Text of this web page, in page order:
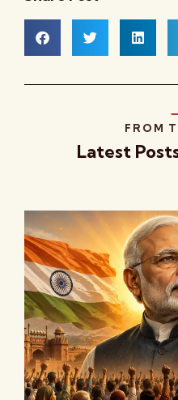
FROM
Latest